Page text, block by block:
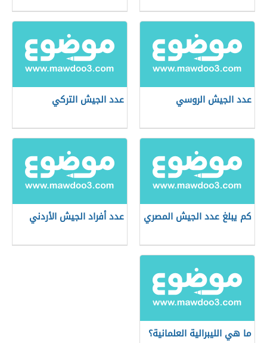
عدد الجيش الروسي عدد الجيش التركي
كم يبلغ عدد الجيش المصري عدد أفراد الجيش الأردني
ما هي الليبرالية العلمانية؟